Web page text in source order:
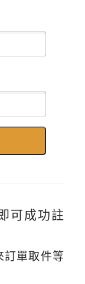
可成功註
單取件等